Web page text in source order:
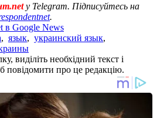
у Telegram. Підписуйтесь на
.
в Google News
, язык, украинский язык,
виділіть необхідний текст і
повідомити про це редакцію.